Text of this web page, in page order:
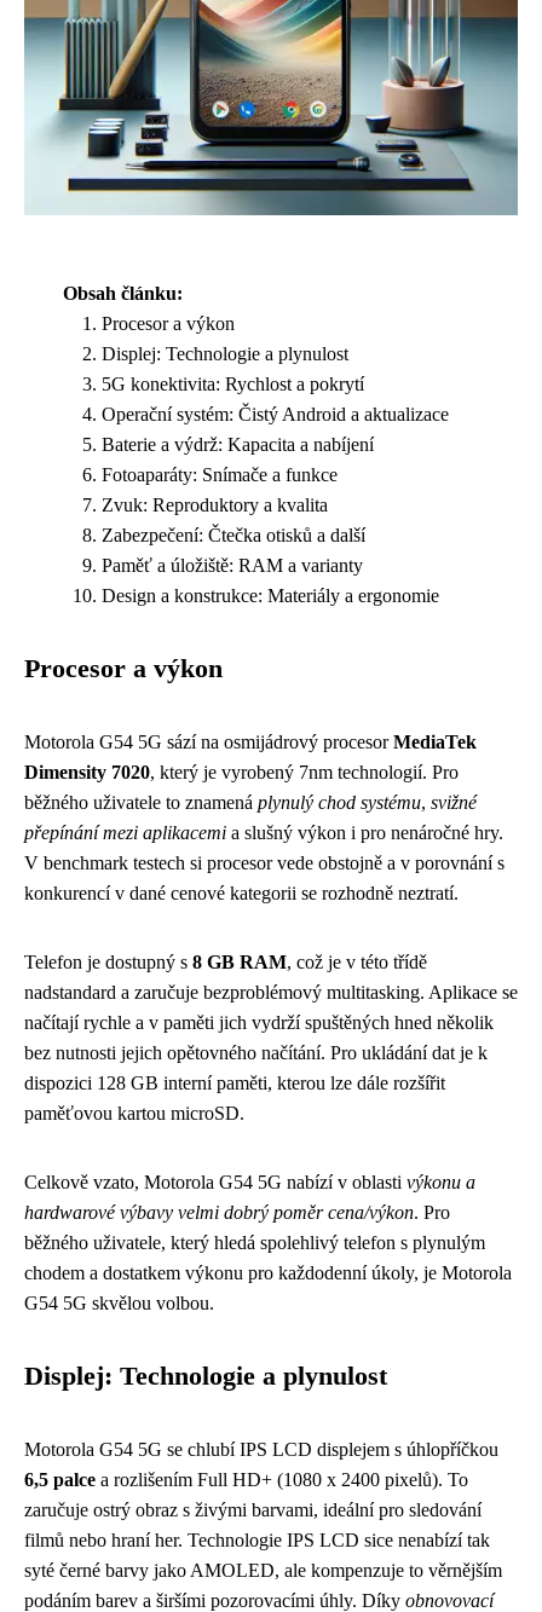
Obsah článku:
Procesor a výkon
Displej: Technologie a plynulost
5G konektivita: Rychlost a pokrytí
Operační systém: Čistý Android a aktualizace
Baterie a výdrž: Kapacita a nabíjení
Fotoaparáty: Snímače a funkce
Zvuk: Reproduktory a kvalita
Zabezpečení: Čtečka otisků a další
Paměť a úložiště: RAM a varianty
Design a konstrukce: Materiály a ergonomie
Procesor a výkon
Motorola G54 5G sází na osmijádrový procesorMediaTek
Dimensity 7020, který je vyrobený 7nm technologií. Pro
běžného uživatele to znamená plynulý chod systému, svižné
přepínání mezi aplikacemi a slušný výkon i pro nenáročné hry.
V benchmark testech si procesor vede obstojně a v porovnání s
konkurencí v dané cenové kategorii se rozhodně neztratí.
Telefon je dostupný s 8 GB RAM, což je v této třídě
nadstandard a zaručuje bezproblémový multitasking. Aplikace se
načítají rychle a v paměti jich vydrží spuštěných hned několik
bez nutnosti jejich opětovného načítání. Pro ukládání dat je k
dispozici 128 GB interní paměti, kterou lze dále rozšířit
paměťovou kartou microSD.
Celkově vzato, Motorola G54 5G nabízí v oblasti výkonu a
hardwarové výbavy velmi dobrý poměr cena/výkon. Pro
běžného uživatele, který hledá spolehlivý telefon s plynulým
chodem a dostatkem výkonu pro každodenní úkoly, je Motorola
G54 5G skvělou volbou.
Displej: Technologie a plynulost
Motorola G54 5G se chlubí IPS LCD displejem s úhlopříčkou
6,5 palce a rozlišením Full HD+ (1080 x 2400 pixelů). To
zaručuje ostrý obraz s živými barvami, ideální pro sledování
filmů nebo hraní her. Technologie IPS LCD sice nenabízí tak
syté černé barvy jako AMOLED, ale kompenzuje to věrnějším
podáním barev a širšími pozorovacími úhly. Díky obnovovací